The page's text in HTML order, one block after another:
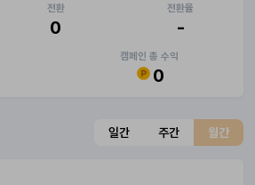
전환
0
전환율
-
캠페인 총 수익
0
일간 주간 월간